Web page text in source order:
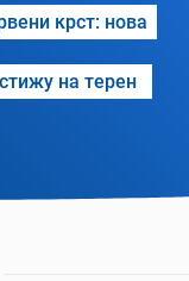
крст: нова
на терен